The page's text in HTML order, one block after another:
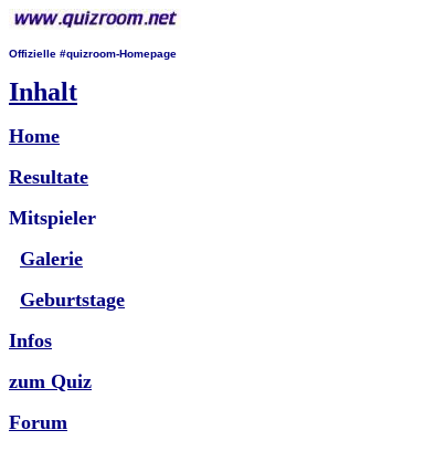
Offizielle #quizroom-Homepage
Inhalt
Home
Resultate
Mitspieler
Galerie
Geburtstage
Infos
zum Quiz
Forum